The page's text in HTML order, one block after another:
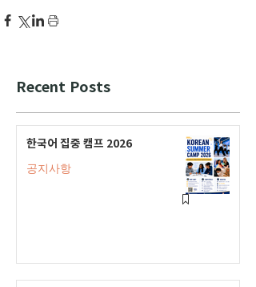
Recent Posts
한국어 집중 캠프 2026
공지사항